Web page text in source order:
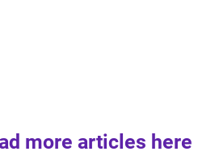
more articles here